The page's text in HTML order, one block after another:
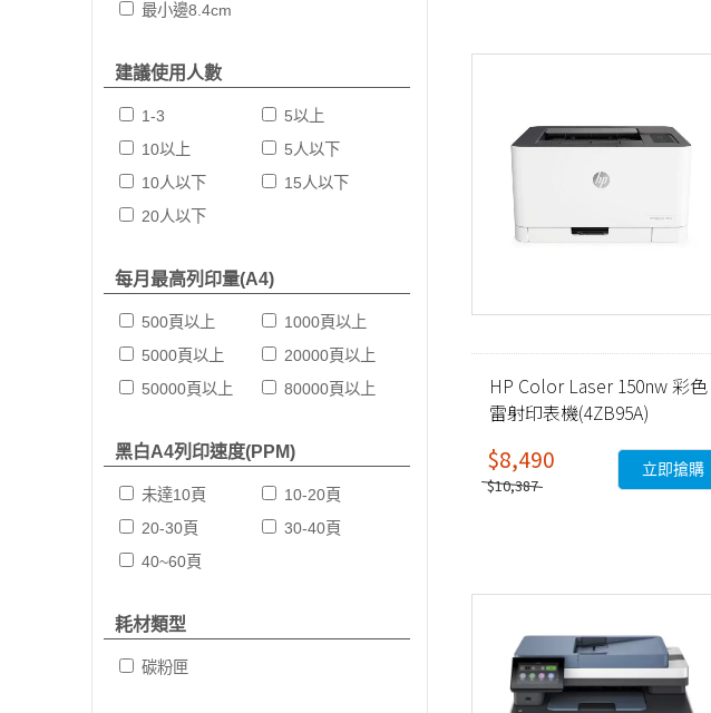
最小邊8.4cm
建議使用人數
1-3
5以上
10以上
5人以下
10人以下
15人以下
20人以下
每月最高列印量(A4)
500頁以上
1000頁以上
5000頁以上
20000頁以上
50000頁以上
80000頁以上
黑白A4列印速度(PPM)
未達10頁
10-20頁
20-30頁
30-40頁
40~60頁
耗材類型
碳粉匣
HP Color Laser 150nw 彩色
雷射印表機(4ZB95A)
$8,490
$10,387
立即搶購